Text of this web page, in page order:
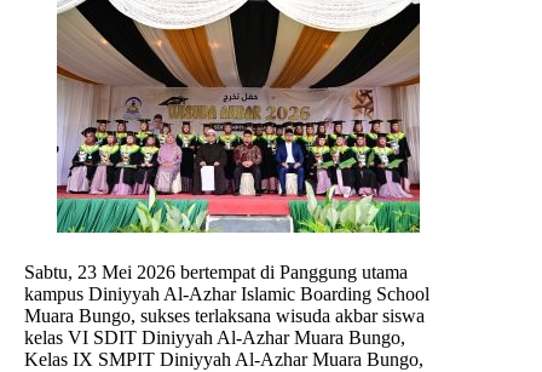
Sabtu, 23 Mei 2026 bertempat di Panggung utama
kampus Diniyyah Al-Azhar Islamic Boarding School
Muara Bungo, sukses terlaksana wisuda akbar siswa
kelas VI SDIT Diniyyah Al-Azhar Muara Bungo,
Kelas IX SMPIT Diniyyah Al-Azhar Muara Bungo,